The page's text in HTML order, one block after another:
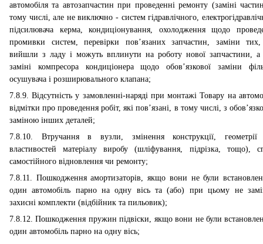
автомобіля та автозапчастин при проведенні ремонту (заміні
тому числі, але не виключно - систем гідравлічного,
підсилювача керма, кондиціонування, охолодження щодо
промивки систем, перевірки пов’язаних запчастин, заміни
вийшли з ладу і можуть вплинути на роботу нової запчастини,
заміні компресора кондиціонера щодо обов’язкової заміни
осушувача і розширювального клапана;
7.8.9. Відсутність у замовленні-наряді при монтажі Товару на
відмітки про проведення робіт, які пов’язані, в тому числі, з
заміною інших деталей;
7.8.10. Втручання в вузли, змінення конструкції, геометрії
властивостей матеріалу виробу (шліфування, підрізка, тощо),
самостійного відновлення чи ремонту;
7.8.11. Пошкодження амортизаторів, якщо вони не були
один автомобіль парно на одну вісь та (або) при цьому не
захисні комплекти (відбійник та пильовик);
7.8.12. Пошкодження пружин підвіски, якщо вони не були
один автомобіль парно на одну вісь;